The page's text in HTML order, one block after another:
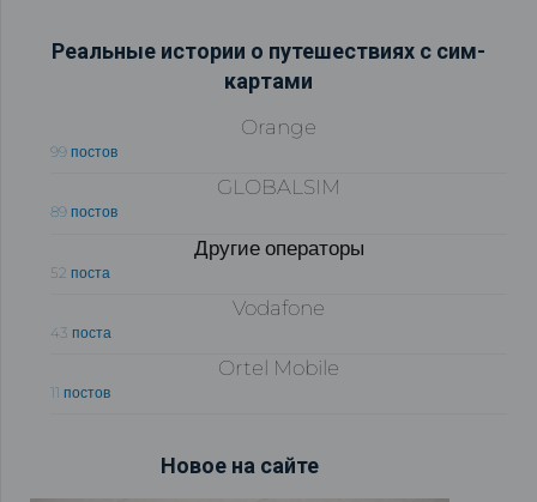
Реальные истории о путешествиях с сим-
картами
Orange
99 постов
GLOBALSIM
89 постов
Другие операторы
52 поста
Vodafone
43 поста
Ortel Mobile
11 постов
Новое на сайте